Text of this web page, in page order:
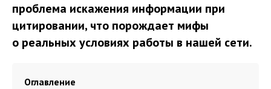
проблема искажения информации при
цитировании, что порождает мифы
о реальных условиях работы в нашей сети.
Оглавление